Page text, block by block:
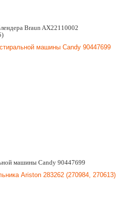
Braun AX22110002
машины Candy 90447699